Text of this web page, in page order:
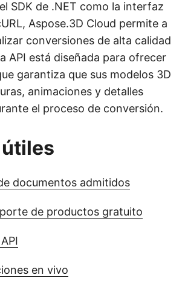
SDK de .NET como la interfaz
Aspose.3D Cloud permite a
conversiones de alta calidad
API está diseñada para ofrecer
garantiza que sus modelos 3D
animaciones y detalles
el proceso de conversión.
documentos admitidos
de productos gratuito
en vivo